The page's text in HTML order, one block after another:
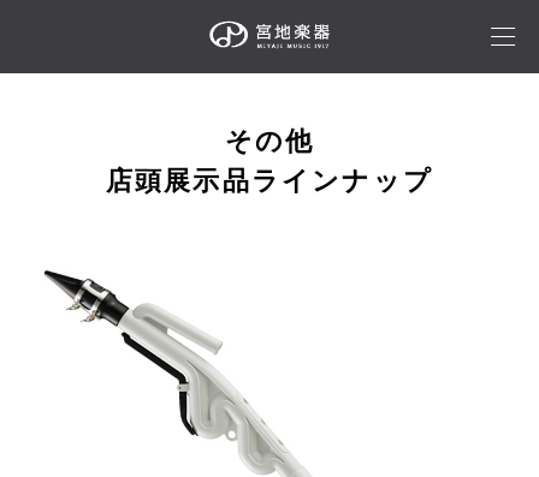
その他
店頭展示品ラインナップ